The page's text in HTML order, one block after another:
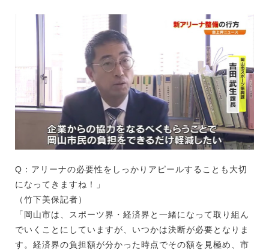
Q：アリーナの必要性をしっかりアピールすることも大切
になってきますね！」
（竹下美保記者）
「岡山市は、スポーツ界・経済界と一緒になって取り組ん
でいくことにしていますが、いつかは決断が必要となりま
す。経済界の負担額が分かった時点でその額を見極め、市